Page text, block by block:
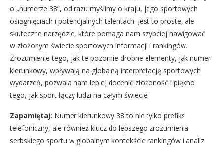
o „numerze 38”, od razu myślimy o kraju, jego sportowych
osiągnięciach i potencjalnych talentach. Jest to proste, ale
skuteczne narzędzie, które pomaga nam szybciej nawigować
w złożonym świecie sportowych informacji i rankingów.
Zrozumienie tego, jak te pozornie drobne elementy, jak numer
kierunkowy, wpływają na globalną interpretację sportowych
wydarzeń, pozwala nam lepiej docenić złożoność i piękno
tego, jak sport łączy ludzi na całym świecie.
Zapamiętaj: Numer kierunkowy 38 to nie tylko prefiks
telefoniczny, ale również klucz do lepszego zrozumienia
serbskiego sportu w globalnym kontekście rankingów i analiz.